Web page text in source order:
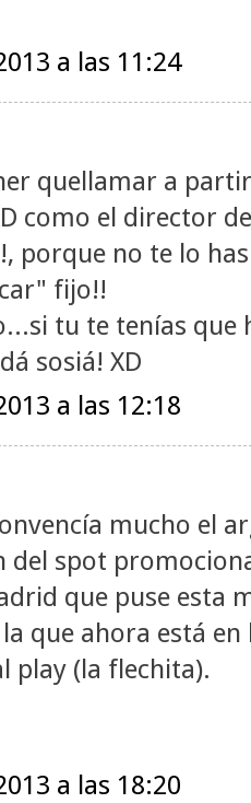
a las 11:24
quellamar a
como el director
porque no te lo
fijo!!
tu te tenías
sosiá! XD
a las 12:18
mucho el
del spot
que puse esta
que ahora está
play (la flechita).
a las 18:20